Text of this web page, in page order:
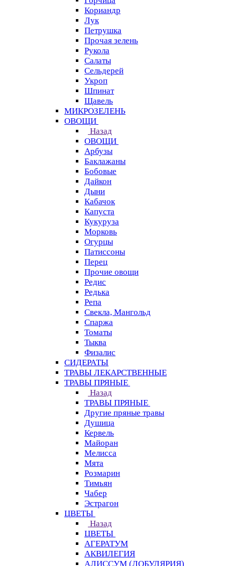
Кориандр
Лук
Петрушка
Прочая зелень
Рукола
Салаты
Сельдерей
Укроп
Шпинат
Щавель
МИКРОЗЕЛЕНЬ
ОВОЩИ
Назад
ОВОЩИ
Арбузы
Баклажаны
Бобовые
Дайкон
Дыни
Кабачок
Капуста
Кукуруза
Морковь
Огурцы
Патиссоны
Перец
Прочие овощи
Редис
Редька
Репа
Свекла, Мангольд
Спаржа
Томаты
Тыква
Физалис
СИДЕРАТЫ
ТРАВЫ ЛЕКАРСТВЕННЫЕ
ТРАВЫ ПРЯНЫЕ
Назад
ТРАВЫ ПРЯНЫЕ
Другие пряные травы
Душица
Кервель
Майоран
Мелисса
Мята
Розмарин
Тимьян
Чабер
Эстрагон
ЦВЕТЫ
Назад
ЦВЕТЫ
АГЕРАТУМ
АКВИЛЕГИЯ
АЛИССУМ (ЛОБУЛЯРИЯ)